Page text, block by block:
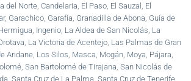
del Norte Candelaria El Paso El Sauzal El
, Garachico Garafía Granadilla de Abona Guía de
Ingenio La Aldea de San Nicolás La
La Victoria de Acentejo Las Palmas de Gran
Aridane Los Silos Masca Mogán Moya Pájara
San Bartolomé de Tirajana San Nicolás de
Santa Cruz de La Palma Santa Cruz de Tenerife